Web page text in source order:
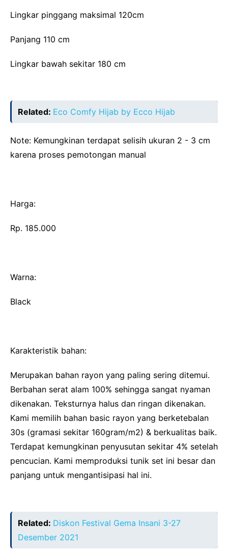
Lingkar pinggang maksimal 120cm
Panjang 110 cm
Lingkar bawah sekitar 180 cm
Related: Eco Comfy Hijab by Ecco Hijab
Note: Kemungkinan terdapat selisih ukuran 2 - 3 cm
karena proses pemotongan manual
Harga:
Rp. 185.000
Warna:
Black
Karakteristik bahan:
Merupakan bahan rayon yang paling sering ditemui.
Berbahan serat alam 100% sehingga sangat nyaman
dikenakan. Teksturnya halus dan ringan dikenakan.
Kami memilih bahan basic rayon yang berketebalan
30s (gramasi sekitar 160gram/m2) & berkualitas baik.
Terdapat kemungkinan penyusutan sekitar 4% setelah
pencucian. Kami memproduksi tunik set ini besar dan
panjang untuk mengantisipasi hal ini.
Related: Diskon Festival Gema Insani 3-27
Desember 2021